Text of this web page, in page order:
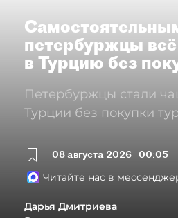
петербуржцы
в Турцию без
Петербуржцы стали
Турции без покупки
08 августа 2026 00:05
Читайте нас в
Дарья Дмитриева